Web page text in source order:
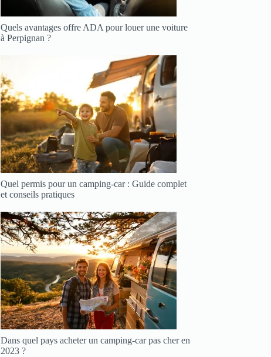
Quels avantages offre ADA pour louer une voiture
à Perpignan ?
Quel permis pour un camping-car : Guide complet
et conseils pratiques
Dans quel pays acheter un camping-car pas cher en
2023 ?